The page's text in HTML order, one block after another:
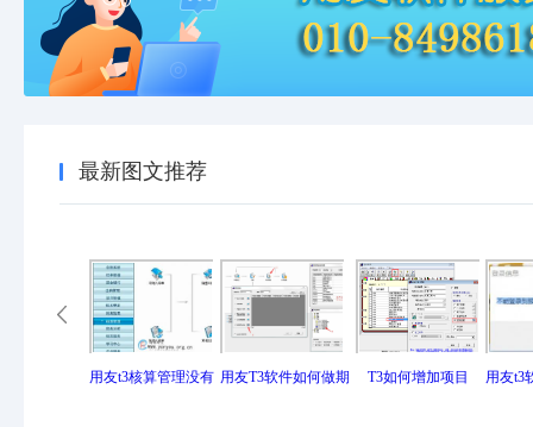
最新图文推荐
用友t3核算管理没有 用友T3软件如何做期 T3如何增加项目 用友t3